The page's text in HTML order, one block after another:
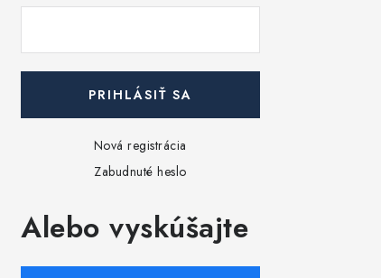
PRIHLÁSIŤ SA
Nová registrácia
Zabudnuté heslo
Alebo vyskúšajte